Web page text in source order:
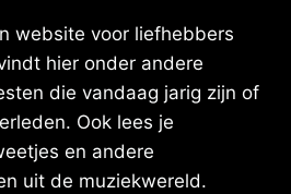
website voor liefhebbers
hier onder andere
die vandaag jarig zijn of
Ook lees je
en andere
uit de muziekwereld.